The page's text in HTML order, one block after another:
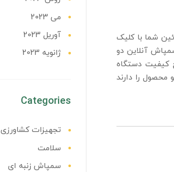
شما با کلیک
آنلاین دو
کیفیت دستگاه
را از آنها خریداری کنید. دستگاه های تولیدی توان پوستگیری 200 و 400 و 600 کیلو محصول را دارند
می 2023
آوریل 2023
ژانویه 2023
Categories
تجهیزات کشاورزی
سلامت
سمپاش زنبه ای